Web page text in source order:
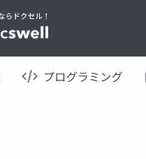
プログラミング